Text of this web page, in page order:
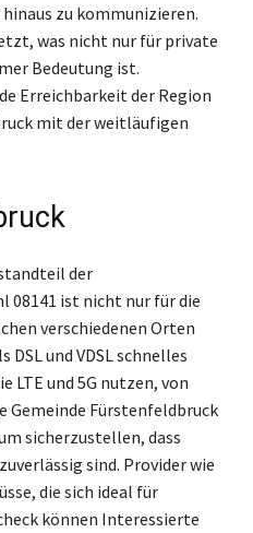
zu kommunizieren.
was nicht nur für private
Bedeutung ist.
Erreichbarkeit der Region
mit der weitläufigen
der
08141 ist nicht nur für die
verschiedenen Orten
und VDSL schnelles
und 5G nutzen, von
Gemeinde Fürstenfeldbruck
sicherzustellen, dass
sind. Provider wie
die sich ideal für
können Interessierte